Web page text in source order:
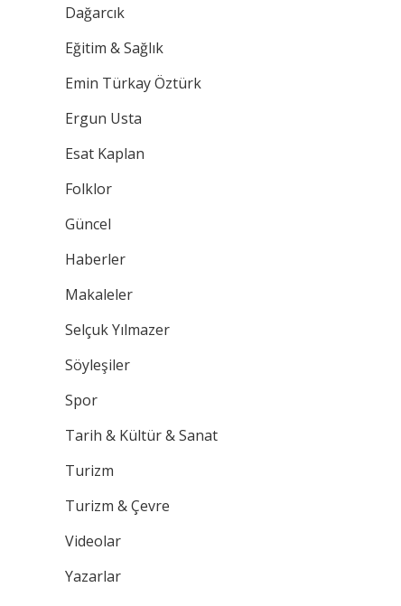
Dağarcık
Eğitim & Sağlık
Emin Türkay Öztürk
Ergun Usta
Esat Kaplan
Folklor
Güncel
Haberler
Makaleler
Selçuk Yılmazer
Söyleşiler
Spor
Tarih & Kültür & Sanat
Turizm
Turizm & Çevre
Videolar
Yazarlar